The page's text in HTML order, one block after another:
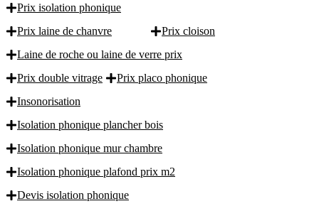
Prix isolation phonique
Prix laine de chanvre
Prix cloison
Laine de roche ou laine de verre prix
Prix double vitrage
Prix placo phonique
Insonorisation
Isolation phonique plancher bois
Isolation phonique mur chambre
Isolation phonique plafond prix m2
Devis isolation phonique